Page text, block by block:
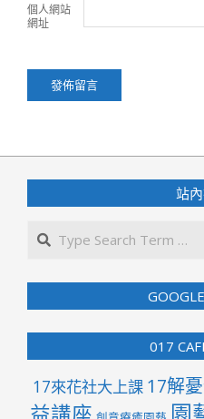
個人網站
網址
站
017
17來花社大上課 17解